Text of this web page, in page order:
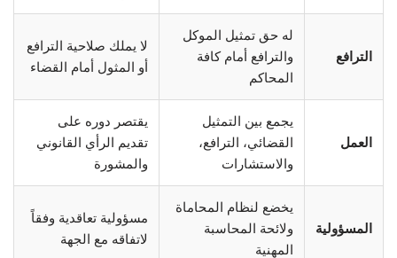
الترافع
له حق تمثيل الموكل
والترافع أمام كافة
المحاكم
لا يملك صلاحية الترافع
أو المثول أمام القضاء
العمل
يجمع بين التمثيل
القضائي، الترافع،
والاستشارات
يقتصر دوره على
تقديم الرأي القانوني
والمشورة
المسؤولية
يخضع لنظام المحاماة
ولائحة المحاسبة
المهنية
مسؤولية تعاقدية وفقاً
لاتفاقه مع الجهة